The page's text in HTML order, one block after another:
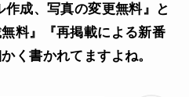
成、写真の変更無料』と
料』『再掲載による新番
く書かれてますよね。